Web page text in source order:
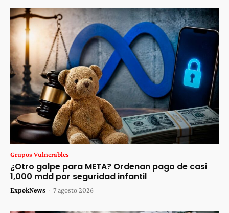
Grupos Vulnerables
¿Otro golpe para META? Ordenan pago de casi
1,000 mdd por seguridad infantil
ExpokNews - 7 agosto 2026